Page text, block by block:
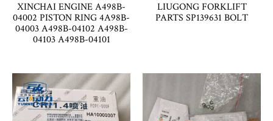
XINCHAI ENGINE A498B-
04002 PISTON RING 4A98B-
04003 A498B-04102 A498B-
04103 A498B-04101
LIUGONG FORKLIFT
PARTS SP139631 BOLT